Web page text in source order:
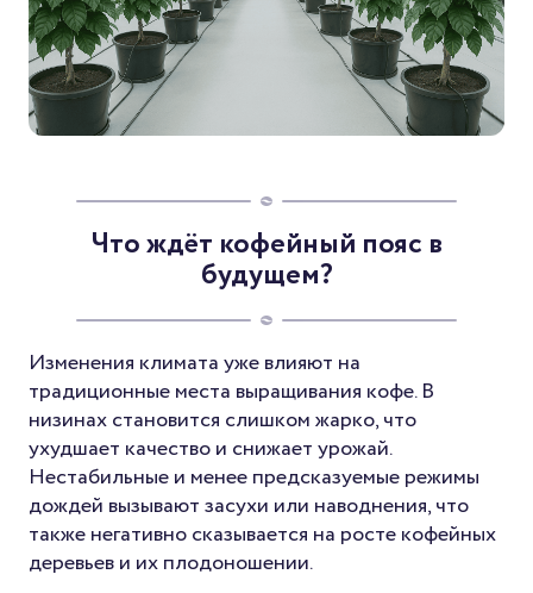
Что ждёт кофейный пояс в
будущем?
Изменения климата уже влияют на
традиционные места выращивания кофе. В
низинах становится слишком жарко, что
ухудшает качество и снижает урожай.
Нестабильные и менее предсказуемые режимы
дождей вызывают засухи или наводнения, что
также негативно сказывается на росте кофейных
деревьев и их плодоношении.